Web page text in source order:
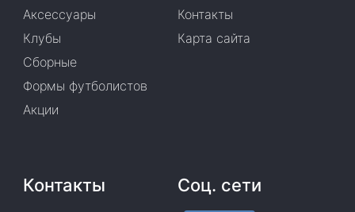
Аксессуары
Клубы
Сборные
Формы футболистов
Акции
Контакты
Карта сайта
Контакты Соц. сети